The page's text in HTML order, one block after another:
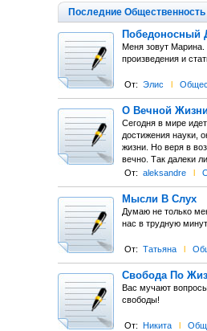
Последние Общественность
Победоносный
Меня зовут
произведения и
От: Элис l
О Вечной
Сегодня в мире
достижения науки,
жизни. Но веря в
вечно. Так далеки
От: aleksandre l
Мысли В Слух
Думаю не только
нас в трудную
От: Татьяна l
Свобода По
Вас мучают
свободы!
От: Никита l